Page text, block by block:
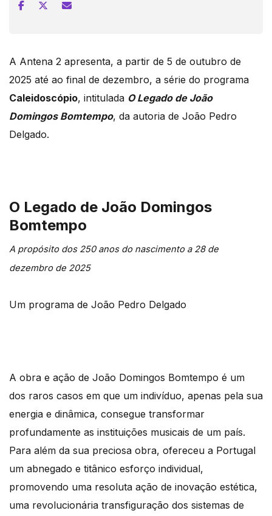
A Antena 2 apresenta, a partir de 5 de outubro de
2025 até ao final de dezembro, a série do programa
Caleidoscópio, intitulada O Legado de João
Domingos Bomtempo, da autoria de João Pedro
Delgado.
O Legado de João Domingos
Bomtempo
A propósito dos 250 anos do nascimento a 28 de
dezembro de 2025
Um programa de João Pedro Delgado
A obra e ação de João Domingos Bomtempo é um
dos raros casos em que um indivíduo, apenas pela sua
energia e dinâmica, consegue transformar
profundamente as instituições musicais de um país.
Para além da sua preciosa obra, ofereceu a Portugal
um abnegado e titânico esforço individual,
promovendo uma resoluta ação de inovação estética,
uma revolucionária transfiguração dos sistemas de